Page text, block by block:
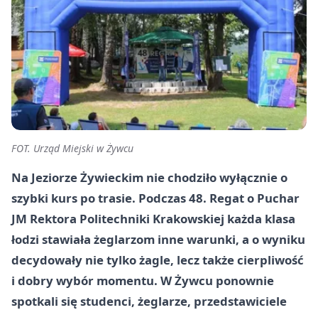
FOT. Urząd Miejski w Żywcu
Na Jeziorze Żywieckim nie chodziło wyłącznie o
szybki kurs po trasie. Podczas 48. Regat o Puchar
JM Rektora Politechniki Krakowskiej każda klasa
łodzi stawiała żeglarzom inne warunki, a o wyniku
decydowały nie tylko żagle, lecz także cierpliwość
i dobry wybór momentu. W Żywcu ponownie
spotkali się studenci, żeglarze, przedstawiciele